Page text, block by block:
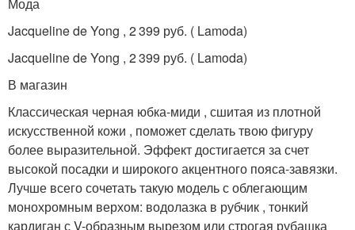
Jacqueline de Yong , 2 399 руб. ( Lamoda)
Jacqueline de Yong , 2 399 руб. ( Lamoda)
В магазин
Классическая черная юбка-миди , сшитая из плотной
искусственной кожи , поможет сделать твою фигуру
более выразительной. Эффект достигается за счет
высокой посадки и широкого акцентного пояса-завязки.
Лучше всего сочетать такую модель с облегающим
монохромным верхом: водолазка в рубчик , тонкий
кардиган с V-образным вырезом или строгая рубашка